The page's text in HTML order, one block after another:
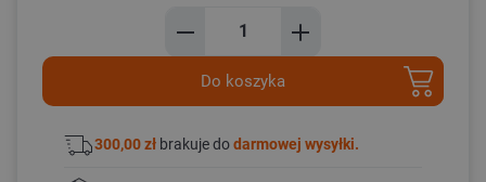
Do koszyka
300,00 zł brakuje dodarmowej wysyłki.